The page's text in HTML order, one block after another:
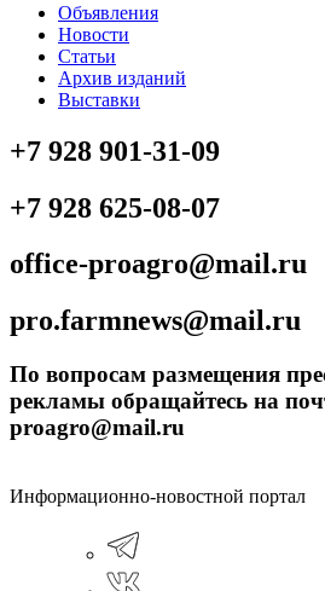
Объявления
Новости
Статьи
Архив изданий
Выставки
+7 928 901-31-09
+7 928 625-08-07
office-proagro@mail.ru
pro.farmnews@mail.ru
По вопросам размещения
рекламы обращайтесь на
proagro@mail.ru
Информационно-новостной портал